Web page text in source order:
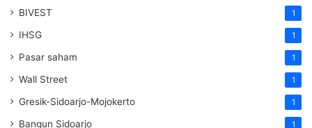
BIVEST 1
IHSG 1
Pasar saham 1
Wall Street 1
Gresik-Sidoarjo-Mojokerto 1
Bangun Sidoarjo 1